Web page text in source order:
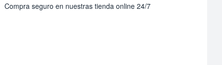
Compra seguro en nuestras tienda online 24/7